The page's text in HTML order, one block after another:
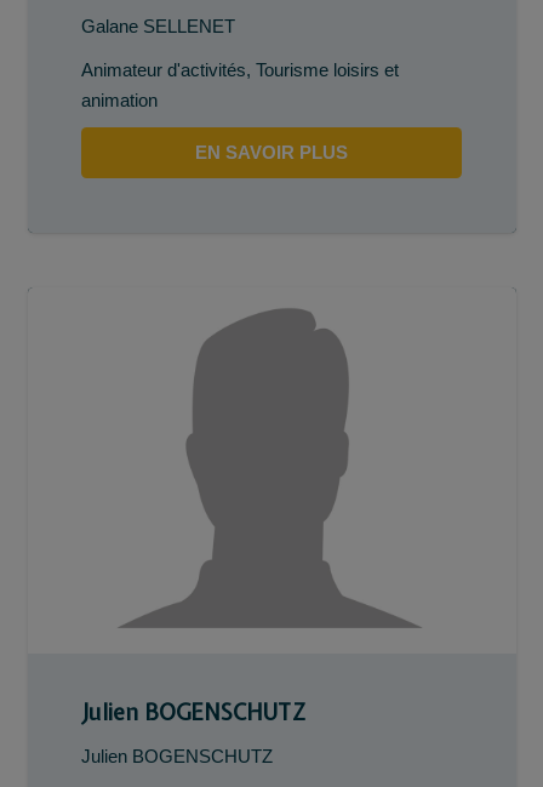
Galane SELLENET
Animateur d'activités, Tourisme loisirs et
animation
EN SAVOIR PLUS
Julien BOGENSCHUTZ
Julien BOGENSCHUTZ